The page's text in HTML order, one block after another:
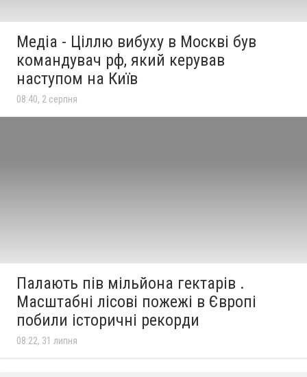
Медіа - Ціллю вибуху в Москві був
командувач рф, який керував
наступом на Київ
08:40, 2 серпня
Палають пів мільйона гектарів .
Масштабні лісові пожежі в Європі
побили історичні рекорди
08:22, 31 липня